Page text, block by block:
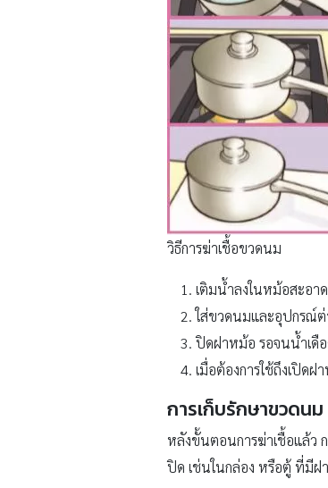
วิธีการฆ่าเชื้อขวดนม
เติมน้ำลงในหม้อสะอ
ใส่ขวดนมและอุปกรณ์
ปิดฝาหม้อ รอจนน้ำเดื
เมื่อต้องการใช้ถึงเปิดฝ
การเก็บรักษาขวดนม
หลังขั้นตอนการฆ่าเชื้อแล้ว
ปิด เช่นในกล่อง หรือตู้ ที่มีฝ